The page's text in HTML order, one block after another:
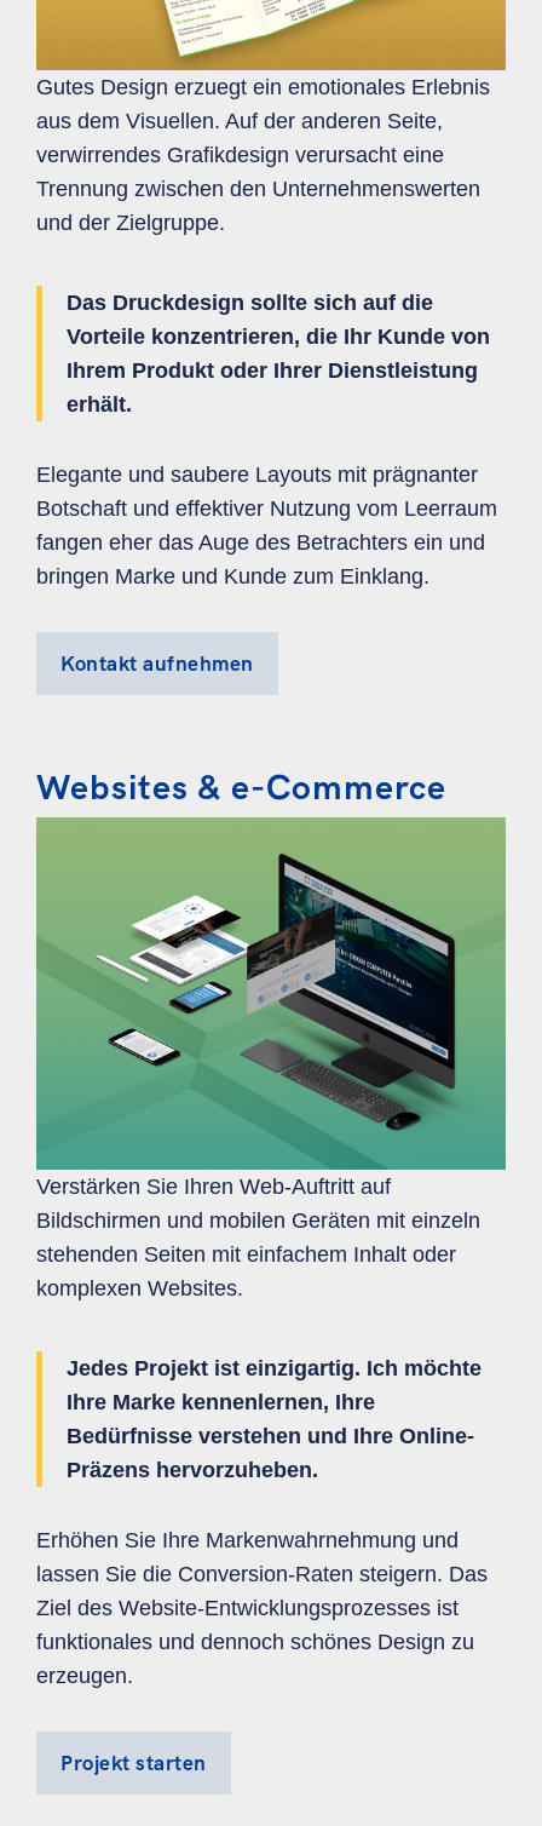
Gutes Design erzuegt ein emotionales Erlebnis
aus dem Visuellen. Auf der anderen Seite,
verwirrendes Grafikdesign verursacht eine
Trennung zwischen den Unternehmenswerten
und der Zielgruppe.
Das Druckdesign sollte sich auf die
Vorteile konzentrieren, die Ihr Kunde von
Ihrem Produkt oder Ihrer Dienstleistung
erhält.
Elegante und saubere Layouts mit prägnanter
Botschaft und effektiver Nutzung vom Leerraum
fangen eher das Auge des Betrachters ein und
bringen Marke und Kunde zum Einklang.
Kontakt aufnehmen
Websites & e-Commerce
Verstärken Sie Ihren Web-Auftritt auf
Bildschirmen und mobilen Geräten mit einzeln
stehenden Seiten mit einfachem Inhalt oder
komplexen Websites.
Jedes Projekt ist einzigartig. Ich möchte
Ihre Marke kennenlernen, Ihre
Bedürfnisse verstehen und Ihre Online-
Präzens hervorzuheben.
Erhöhen Sie Ihre Markenwahrnehmung und
lassen Sie die Conversion-Raten steigern. Das
Ziel des Website-Entwicklungsprozesses ist
funktionales und dennoch schönes Design zu
erzeugen.
Projekt starten